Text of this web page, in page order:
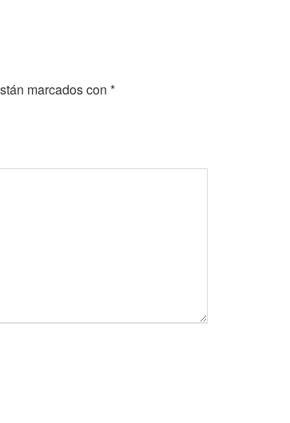
marcados con *